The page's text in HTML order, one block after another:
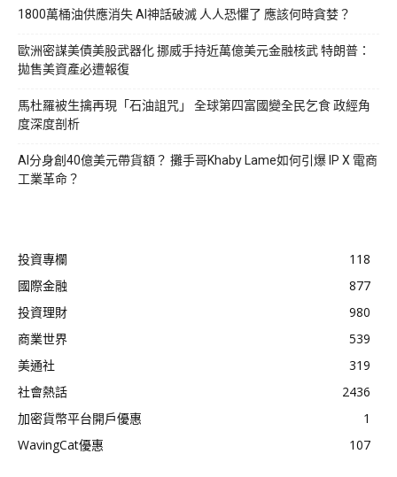
1800萬桶油供應消失 AI神話破滅 人人恐懼了 應該何時貪婪？
歐洲密謀美債美股武器化 挪威手持近萬億美元金融核武 特朗普：
拋售美資產必遭報復
馬杜羅被生擒再現「石油詛咒」 全球第四富國變全民乞食 政經角
度深度剖析
AI分身創40億美元帶貨額？ 攤手哥Khaby Lame如何引爆 IP X 電商
工業革命？
投資專欄
118
國際金融
877
投資理財
980
商業世界
539
美通社
319
社會熱話
2436
加密貨幣平台開戶優惠
1
WavingCat優惠
107